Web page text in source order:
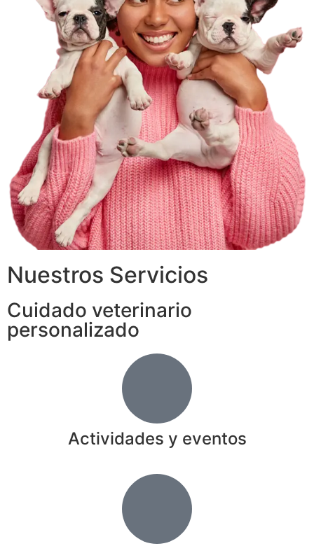
Nuestros Servicios
Cuidado veterinario
personalizado
Actividades y eventos